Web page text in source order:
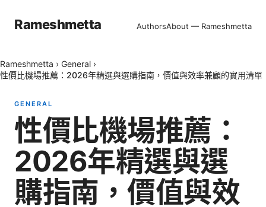
Rameshmetta AuthorsAbout — Rameshmetta
Rameshmetta › General ›
性價比機場推薦：2026年精選與選購指南，價值與效率兼顧的實用清單
GENERAL
性價比機場推薦：
2026年精選與選
購指南，價值與效